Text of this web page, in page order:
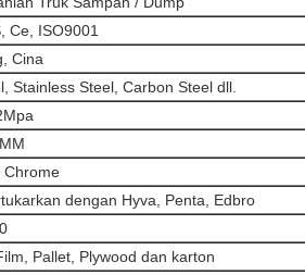
Ce, ISO9001
Cina
Stainless Steel, Carbon Steel dll.
Chrome
dengan Hyva, Penta, Edbro
Pallet, Plywood dan karton